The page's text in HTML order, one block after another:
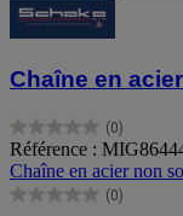
Chaîne en
(0)
0.0
sur
5
étoiles.
Référence :
Chaîne en acier non
(0)
0.0